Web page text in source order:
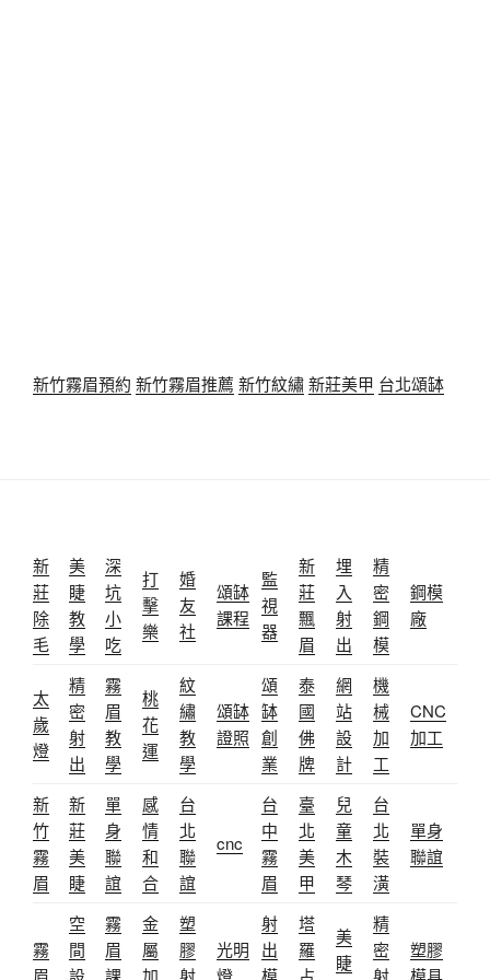
新竹霧眉預約 新竹霧眉推薦 新竹紋繡新莊美甲 台北頌缽
新
莊
除
毛
美
睫
教
學
深
坑
小
吃
打
擊
樂
婚
友
社
頌缽
課程
監
視
器
新
莊
飄
眉
埋
入
射
出
精
密
鋼
模
鋼模
廠
太
歲
燈
精
密
射
出
霧
眉
教
學
桃
花
運
紋
繡
教
學
頌缽
證照
頌
缽
創
業
泰
國
佛
牌
網
站
設
計
機
械
加
工
CNC
加工
新
竹
霧
眉
新
莊
美
睫
單
身
聯
誼
感
情
和
合
台
北
聯
誼
cnc
台
中
霧
眉
臺
北
美
甲
兒
童
木
琴
台
北
裝
潢
單身
聯誼
霧
空
間
霧
眉
金
屬
塑
膠
光明
射
出
塔
羅
美
睫
精
密
塑膠